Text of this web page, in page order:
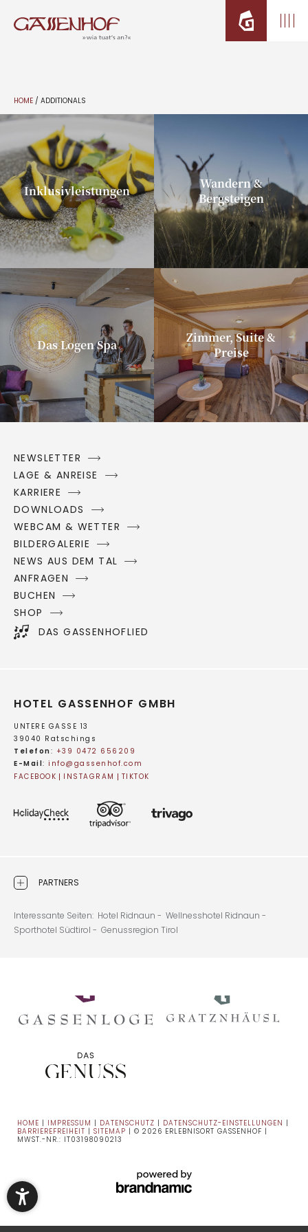
HOME / ADDITIONALS
Inklusivleistungen
Wandern &
Bergsteigen
Das Logen Spa
Zimmer, Suite &
Preise
NEWSLETTER
LAGE & ANREISE
KARRIERE
DOWNLOADS
WEBCAM & WETTER
BILDERGALERIE
NEWS AUS DEM TAL
ANFRAGEN
BUCHEN
SHOP
DAS GASSENHOFLIED
HOTEL GASSENHOF GMBH
UNTERE GASSE 13
39040 Ratschings
Telefon: +39 0472 656209
E-Mail: info@ gassenhof.com
FACEBOOK
INSTAGRAM TIKTOK
PARTNERS
Interessante Seiten: Hotel Ridnaun - Wellnesshotel Ridnaun -
Sporthotel Südtirol - Genussregion Tirol
HOME | IMPRESSUM | DATENSCHUTZ | DATENSCHUTZ-EINSTELLUNGEN |
BARRIEREFREIHEIT | SITEMAP | © 2026 ERLEBNISORT GASSENHOF |
MWST.-NR.: IT03198090213